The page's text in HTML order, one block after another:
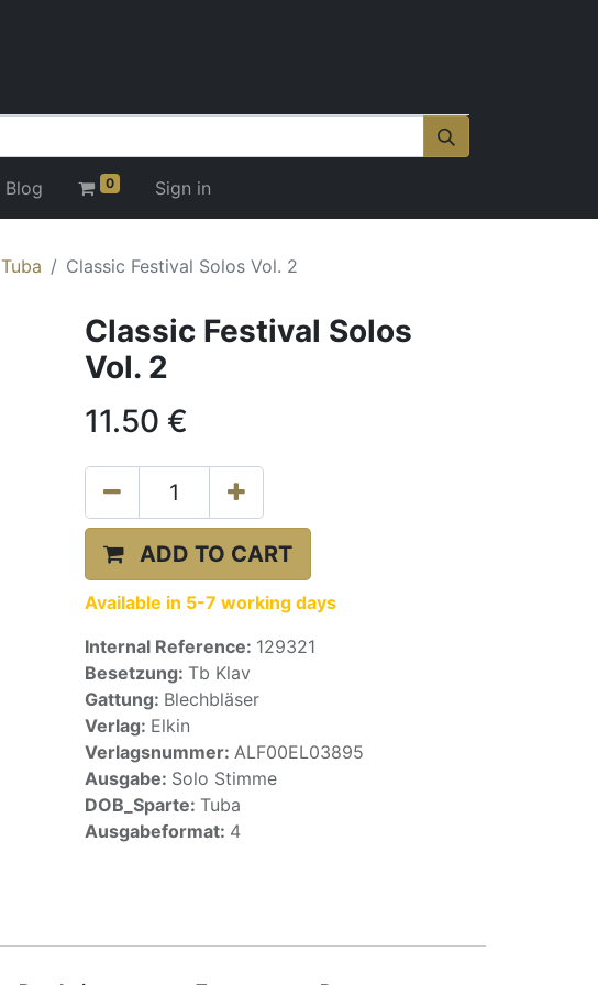
Blog 0 Sign in
Tuba Classic Festival Solos Vol. 2
Classic Festival Solos
Vol. 2
11.50 €
ADD TO CART
Available in 5-7 working days
Internal Reference: 129321
Besetzung: Tb Klav
Gattung: Blechbläser
Verlag: Elkin
Verlagsnummer: ALF00EL03895
Ausgabe: Solo Stimme
DOB_Sparte: Tuba
Ausgabeformat: 4